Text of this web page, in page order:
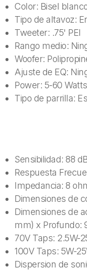
Color: Bisel
Tipo de altavoz:
Tweeter: .75' PEI
Rango medio:
Woofer:
Ajuste de EQ:
Power: 5-60 Watts
Tipo de parrilla:
Sensibilidad: 88
Respuesta
Impedancia: 8
Dimensiones de
Dimensiones de
mm) x Profundo:
70V Taps: 2.5W-
100V Taps: 5W-
Dispersion de